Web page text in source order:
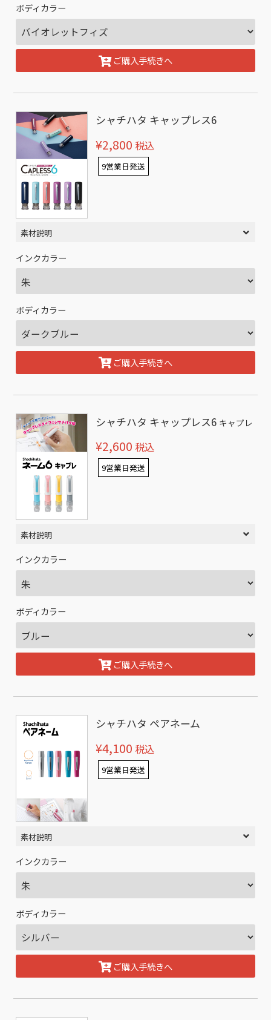
ボディカラー
ご購入手続きへ
シャチハタ キャップレス6
¥2,800 税込
9営業日発送
素材説明
インクカラー
ボディカラー
ご購入手続きへ
シャチハタ キャップレス6 キャプレ
¥2,600 税込
9営業日発送
素材説明
インクカラー
ボディカラー
ご購入手続きへ
シャチハタ ペアネーム
¥4,100 税込
9営業日発送
素材説明
インクカラー
ボディカラー
ご購入手続きへ